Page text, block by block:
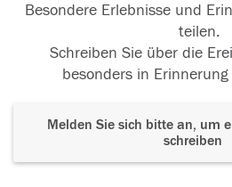
Besondere Erlebnisse und
teilen.
Schreiben Sie über die
besonders in
Melden Sie sich bitte an, um
schreiben